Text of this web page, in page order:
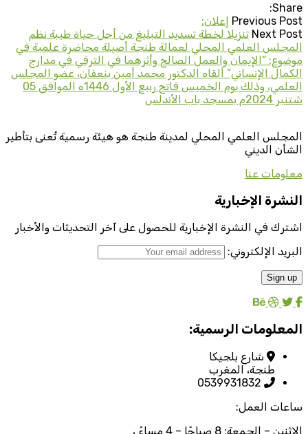
Share:
Previous Post إعلان:
Next Post تنزيلا لخطة تسديد التبليغ من أجل حياة طيبة نظم
المجلس العلمي المحلي لعمالة طنجة أصيلة محاضرة علمية في
موضوع: “الإيمان والعمل الصالح وأثرهما في الترقي في مدارج
الكمال الإنساني” ألقاه الدكتور محمد أمين بنعفان، عضو المجلس
العلمي، وذلك يوم الخميس فاتح ربيع الأول 1446ه الموافق 05
شتنبر 2024م بمسجد باب الأندلس
المجلس العلمي المحلي لمدينة طنجة هو هيئة رسمية تُعنى بتأطير
الشأن الديني
معلومات عنا
النشرة الإخبارية
اشترك في النشرة الإخبارية للحصول على آخر التحديثات والأخبار
البريد الإلكتروني:
المعلومات الرسمية:
شارع بلجيكا
طنجة، المغرب
0539931832
ساعات العمل:
الإثنين – الجمعة: 8 صباحًا – 4 مساءً ،